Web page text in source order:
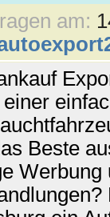
am:
einer
Beste